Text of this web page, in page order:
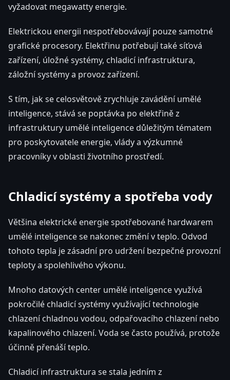
vyžadovat megawatty energie.
Elektrickou energii nespotřebovávají pouze samotné
grafické procesory. Elektřinu potřebují také síťová
zařízení, úložné systémy, chladicí infrastruktura,
záložní systémy a provoz zařízení.
S tím, jak se celosvětově zrychluje zavádění umělé
inteligence, stává se poptávka po elektřině z
infrastruktury umělé inteligence důležitým tématem
pro poskytovatele energie, vlády a výzkumné
pracovníky v oblasti životního prostředí.
Chladicí systémy a spotřeba vody
Většina elektrické energie spotřebované hardwarem
umělé inteligence se nakonec změní v teplo. Odvod
tohoto tepla je zásadní pro udržení bezpečné provozní
teploty a spolehlivého výkonu.
Mnoho datových center umělé inteligence využívá
pokročilé chladicí systémy využívající technologie
chlazení chladnou vodou, odpařovacího chlazení nebo
kapalinového chlazení. Voda se často používá, protože
účinně přenáší teplo.
Chladicí infrastruktura se stala jedním z